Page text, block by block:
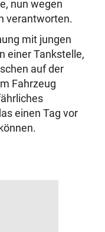
nun wegen
verantworten.
mit jungen
einer Tankstelle,
auf der
Fahrzeug
einen Tag vor